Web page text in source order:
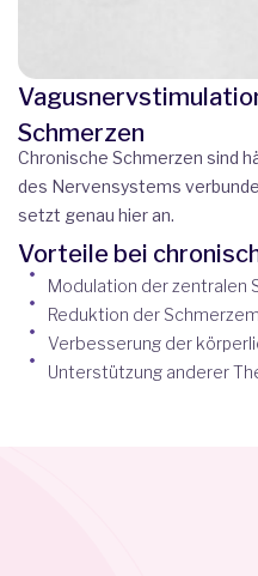
Schmerzen
Chronische Schmerzen sind
des Nervensystems
setzt genau hier an.
Vorteile bei
Modulation der zentralen
Reduktion der
Verbesserung der
Unterstützung anderer